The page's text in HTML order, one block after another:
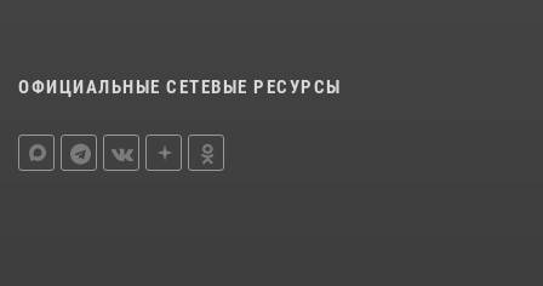
ОФИЦИАЛЬНЫЕ СЕТЕВЫЕ РЕСУРСЫ